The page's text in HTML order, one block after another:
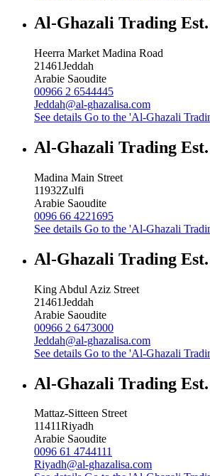
Al-Ghazali Trading Est.
Heerra Market Madina Road
21461Jeddah
Arabie Saoudite
00966 2 6544445
Jeddah@al-ghazalisa.com
See details Go to the 'Al-Ghazali
Al-Ghazali Trading Est.
Madina Main Street
11932Zulfi
Arabie Saoudite
0096 66 4221695
See details Go to the 'Al-Ghazali
Al-Ghazali Trading Est.
King Abdul Aziz Street
21461Jeddah
Arabie Saoudite
00966 2 6473000
Jeddah@al-ghazalisa.com
See details Go to the 'Al-Ghazali
Al-Ghazali Trading Est.
Mattaz-Sitteen Street
11411Riyadh
Arabie Saoudite
0096 61 4744111
Riyadh@al-ghazalisa.com